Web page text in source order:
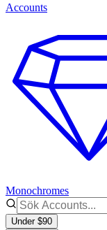
Accounts
Monochromes
Under $90